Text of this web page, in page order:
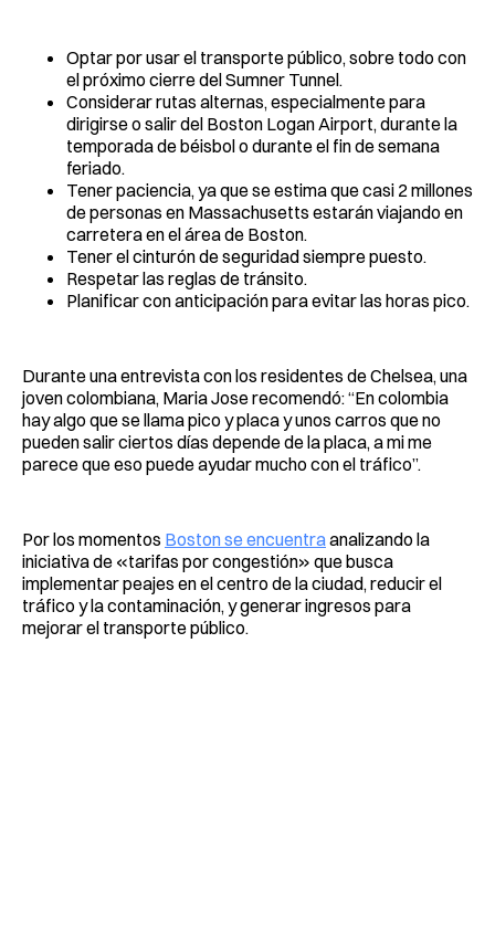
Optar por usar el transporte público, sobre todo con
el próximo cierre del Sumner Tunnel.
Considerar rutas alternas, especialmente para
dirigirse o salir del Boston Logan Airport, durante la
temporada de béisbol o durante el fin de semana
feriado.
Tener paciencia, ya que se estima que casi 2 millones
de personas en Massachusetts estarán viajando en
carretera en el área de Boston.
Tener el cinturón de seguridad siempre puesto.
Respetar las reglas de tránsito.
Planificar con anticipación para evitar las horas pico.
Durante una entrevista con los residentes de Chelsea, una
joven colombiana, Maria Jose recomendó: “En colombia
hay algo que se llama pico y placa y unos carros que no
pueden salir ciertos días depende de la placa, a mi me
parece que eso puede ayudar mucho con el tráfico”.
Por los momentos Boston se encuentraanalizando la
iniciativa de «tarifas por congestión» que busca
implementar peajes en el centro de la ciudad, reducir el
tráfico y la contaminación, y generar ingresos para
mejorar el transporte público.